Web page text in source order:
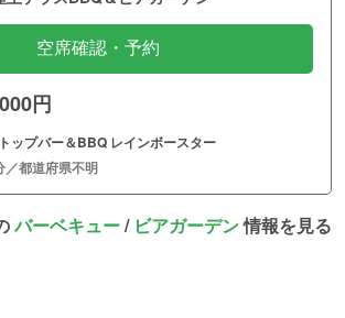
空席確認・予約
円
ップバー＆BBQ レインボースター
都道府県不明
バーベキュー/ ビアガーデン情報を見る